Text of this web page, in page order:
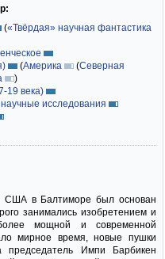
(«Твёрдая» научная фантастика
(Америка (Северная
)
19 века)
исследования
США в Балтиморе был основан
занимались изобретением и
мощной и современной
мирное время, новые пушки
Импи Барбикен